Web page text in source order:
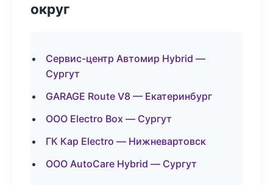
округ
Сервис-центр Автомир Hybrid —
Сургут
GARAGE Route V8 — Екатеринбург
ООО Electro Box — Сургут
ГК Кар Electro — Нижневартовск
ООО AutoCare Hybrid — Сургут